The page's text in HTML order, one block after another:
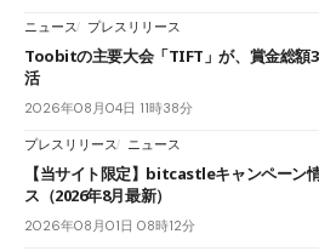
ニュース プレスリリース
Toobitの主要大会「TIFT」が、賞金総額
活
2026年08月04日 11時38分
プレスリリース ニュース
【当サイト限定】bitcastleキャンペーン
ス（2026年8月最新）
2026年08月01日 08時12分